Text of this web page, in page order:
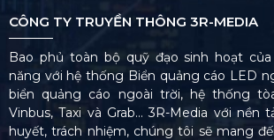
CÔNG TY TRUYỀN THÔNG 3R-MEDIA
Bao phủ toàn bộ quỹ đạo sinh hoạt
năng với hệ thống Biển quảng cáo LED
biển quảng cáo ngoài trời, hệ thống
Vinbus, Taxi và Grab… 3R-Media với nền
huyết, trách nhiệm, chúng tôi sẽ mang